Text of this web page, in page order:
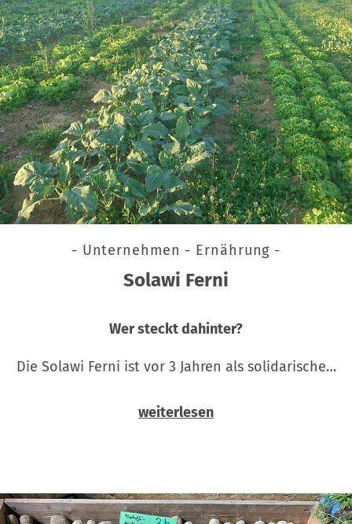
- Unternehmen - Ernährung -
Solawi Ferni
Wer steckt dahinter?
Die Solawi Ferni ist vor 3 Jahren als solidarische…
weiterlesen